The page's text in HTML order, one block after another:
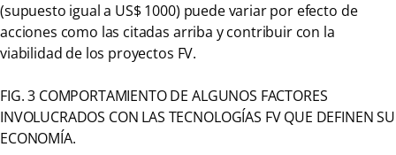
(supuesto igual a US$ 1000) puede variar por efecto de
acciones como las citadas arriba y contribuir con la
viabilidad de los proyectos FV.
FIG. 3 COMPORTAMIENTO DE ALGUNOS FACTORES
INVOLUCRADOS CON LAS TECNOLOGÍAS FV QUE DEFINEN SU
ECONOMÍA.